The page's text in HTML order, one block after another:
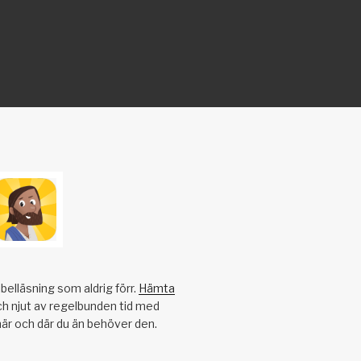
som aldrig förr. Hämta
njut av regelbunden tid med
och där du än behöver den.